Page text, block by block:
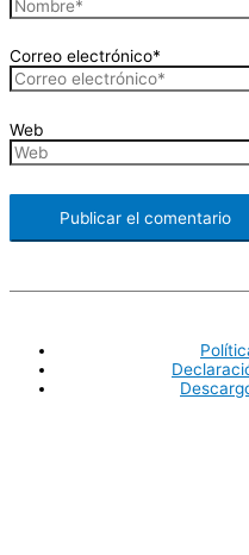
Correo electrónico*
Web